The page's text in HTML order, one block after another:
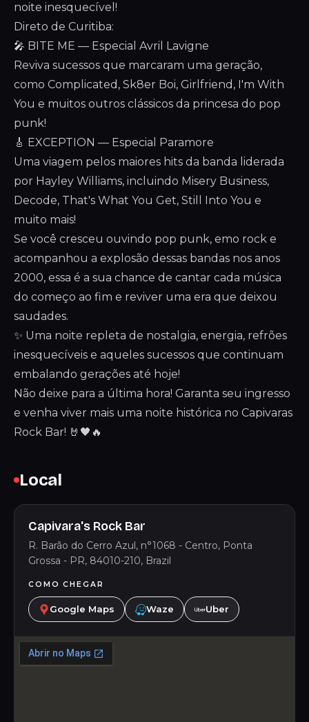
noite inesquecível!
Direto de Curitiba:
🎤 BITE ME — Especial Avril Lavigne
Reviva sucessos que marcaram uma geração,
como Complicated, Sk8er Boi, Girlfriend, I'm With
You e muitos outros clássicos da princesa do pop
punk!
🎸 EXCEPTION — Especial Paramore
Uma viagem pelos maiores hits da banda liderada
por Hayley Williams, incluindo Misery Business,
Decode, That's What You Get, Still Into You e
muito mais!
Se você cresceu ouvindo pop punk, emo rock e
acompanhou a explosão dessas bandas nos anos
2000, essa é a sua chance de cantar cada música
do começo ao fim e reviver uma era que deixou
saudades.
✨ Uma noite repleta de nostalgia, energia, refrões
inesquecíveis e aqueles sucessos que continuam
embalando gerações até hoje!
Não deixe para a última hora! Garanta seu ingresso
e venha viver mais uma noite histórica no Capivaras
Rock Bar! 🤘🖤🔥
Local
Capivara's Rock Bar
R. Barão do Cerro Azul, n°1068 - Centro, Ponta
Grossa - PR, 84010-210, Brazil
COMO CHEGAR
Google Maps Waze Uber